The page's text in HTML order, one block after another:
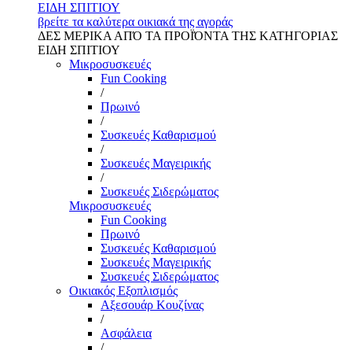
ΕΙΔΗ ΣΠΙΤΙΟΥ
βρείτε τα καλύτερα οικιακά της αγοράς
ΔΕΣ ΜΕΡΙΚΑ ΑΠΌ ΤΑ ΠΡΟΪΌΝΤΑ ΤΗΣ ΚΑΤΗΓΟΡΙΑΣ
ΕΙΔΗ ΣΠΙΤΙΟΥ
Μικροσυσκευές
Fun Cooking
/
Πρωινό
/
Συσκευές Καθαρισμού
/
Συσκευές Μαγειρικής
/
Συσκευές Σιδερώματος
Μικροσυσκευές
Fun Cooking
Πρωινό
Συσκευές Καθαρισμού
Συσκευές Μαγειρικής
Συσκευές Σιδερώματος
Οικιακός Εξοπλισμός
Αξεσουάρ Κουζίνας
/
Ασφάλεια
/